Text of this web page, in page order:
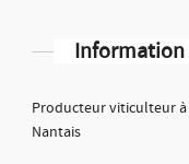
Producteur viticulteur à
Nantais